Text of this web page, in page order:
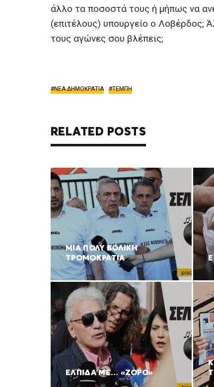
άλλο τα ποσοστά τους ή μήπως να
(επιτέλους) υπουργείο ο Λοβέρδος;
τους αγώνες σου βλέπεις;
ΝΕΑ ΔΗΜΟΚΡΑΤΙΑ ΤΕΜΠΗ
RELATED POSTS
ΜΙΑ ΠΟΛΥ ΒΟΛΙΚΗ
ΤΡΟΜΟΚΡΑΤΙΑ
ΕΛΠΙΔΑ ΜΕ… «ΖΟΡΟ»